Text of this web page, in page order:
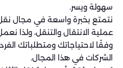
سهولة ويسر.
نتمتع بخبرة واسعة في مجال
عملية الانتقال والتنقل، ولذا
وفقًا لاحتياجاتك ومتطلباتك
الشركات في هذا المجال.